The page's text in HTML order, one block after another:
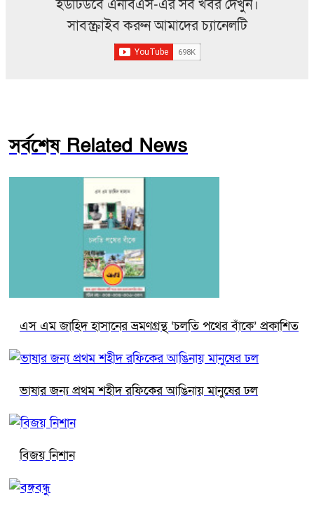
ইউটিউবে এনবিএস-এর সব খবর দেখুন।
সাবস্ক্রাইব করুন আমাদের চ্যানেলটি
সর্বশেষ Related News
এস এম জাহিদ হাসানের ভ্রমণগ্রন্থ ‘চলতি পথের বাঁকে’ প্রকাশিত
ভাষার জন্য প্রথম শহীদ রফিকের আঙিনায় মানুষের ঢল
বিজয় নিশান